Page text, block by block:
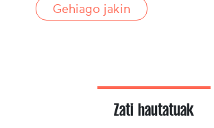
arrantzale bilakatu da. Hasi zen
Gehiago jakin
Zati hautatuak